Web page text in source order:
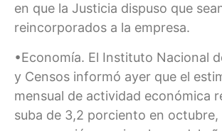
en que la Justicia dispuso que
reincorporados a la empresa.
•Economía. El Instituto Nacional
y Censos informó ayer que el
mensual de actividad económica
suba de 3,2 porciento en octubre,